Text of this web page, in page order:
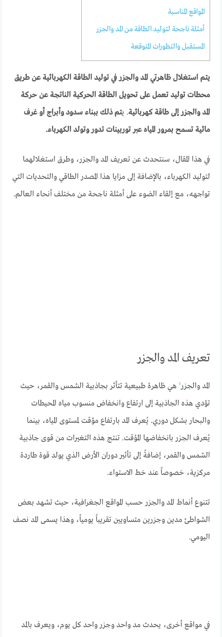
المواقع المناسبة
أمثلة ناجحة لتوليد الطاقة من المد والجزر
المستقبل والتطورات المتوقعة
يتم استغلال ظاهرتي المد والجزر في توليد الطاقة الكهربائية عن طريق
محطات توليد تعمل على تحويل الطاقة الحركية الناتجة عن حركة
المد والجزر إلى طاقة كهربائية. يتم ذلك ببناء سدود وأبراج أو غرف
مائية تسمح بمرور المياه عبر توربينات تدور وتولد الكهرباء.
في هذا المقال، سنتحدث عن تعريف المد والجزر، وطرق استغلالهما
لتوليد الكهرباء، بالإضافة إلى مزايا هذا المصدر الطاقي والتحديات التي
تواجهه، مع إلقاء الضوء على أمثلة ناجحة من مختلف أنحاء العالم.
تعريف المد والجزر
المد والجزر¹ هي ظاهرة طبيعية تتأثر بجاذبية الشمس والقمر، حيث
تؤدي هذه الجاذبية إلى ارتفاع وانخفاض منسوب مياه المحيطات
والبحار بشكل دوري. يُعرف المد بارتفاع مؤقت لمستوى المياه، بينما
يُعرف الجزر بانخفاضها المؤقت. تنتج هذه التغيرات من قوى جاذبية
الشمس والقمر، إضافةً إلى تأثير دوران الأرض الذي يولد قوة طاردة
مركزية، خصوصاً عند خط الاستواء.
تتنوع أنماط المد والجزر حسب المواقع الجغرافية، حيث تشهد بعض
الشواطئ مدين وجزرين متساويين تقريباً يومياً، وهذا يسمى المد نصف
اليومي.
في مواقع أخرى، يحدث مد واحد وجزر واحد كل يوم، ويعرف بالمد